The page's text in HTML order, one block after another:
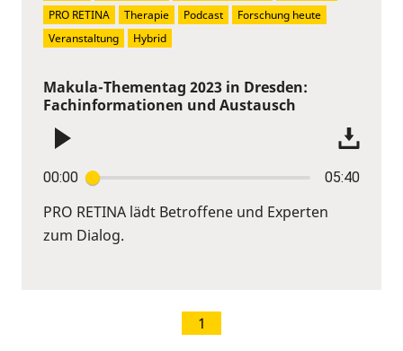
Makula-Thementag 2023 in Dresden:
Fachinformationen und Austausch
00:00 05:40
PRO RETINA lädt Betroffene und Experten
zum Dialog.
PRO RETINA
Therapie Podcast
Forschung heute
Veranstaltung
Hybrid
1